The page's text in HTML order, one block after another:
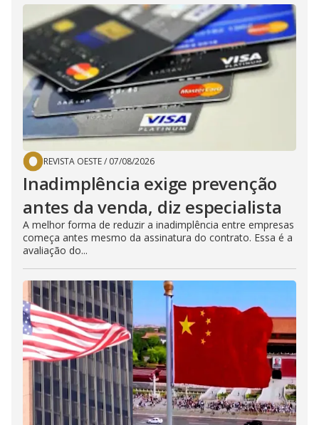
REVISTA OESTE/ 07/08/2026
Inadimplência exige prevenção
antes da venda, diz especialista
A melhor forma de reduzir a inadimplência entre empresas
começa antes mesmo da assinatura do contrato. Essa é a
avaliação do...